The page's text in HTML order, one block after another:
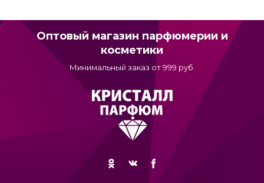
Оптовый магазин парфюмерии и
косметики
Минимальный заказ от 999 руб.